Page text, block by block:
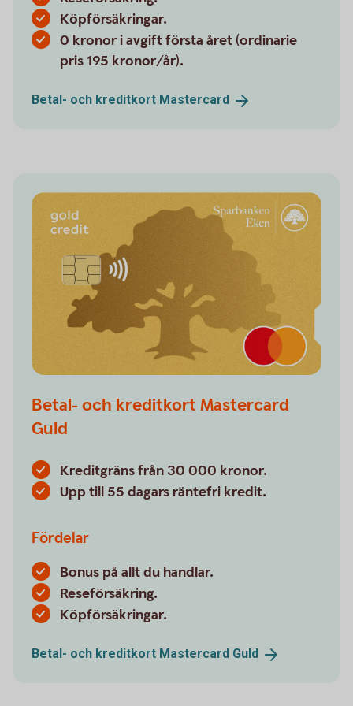
Köpförsäkringar.
0 kronor i avgift första året (ordinarie
pris 195 kronor/år).
Betal- och kreditkort Mastercard
Betal- och kreditkort Mastercard
Guld
Kreditgräns från 30 000 kronor.
Upp till 55 dagars räntefri kredit.
Fördelar
Bonus på allt du handlar.
Reseförsäkring.
Köpförsäkringar.
Betal- och kreditkort Mastercard Guld